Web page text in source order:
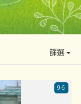
篩選
96